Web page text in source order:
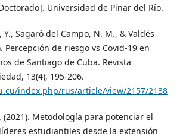
Universidad de Pinar del Río.
Y., Sagaró del Campo, N. M., & Valdés
Percepción de riesgo vs Covid-19 en
de Santiago de Cuba. Revista
13(4), 195-206.
index.php/rus/article/view/2157/2138
(2021). Metodología para potenciar el
estudiantiles desde la extensión